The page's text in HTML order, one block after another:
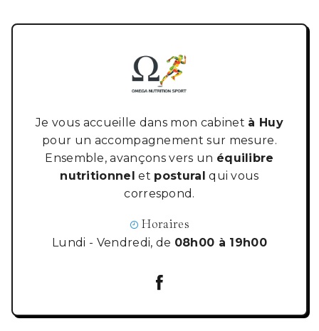
Je vous accueille dans mon cabinet à Huy
pour un accompagnement sur mesure.
Ensemble, avançons vers un équilibre
nutritionnel et postural qui vous
correspond.
Horaires
Lundi - Vendredi, de 08h00 à 19h00